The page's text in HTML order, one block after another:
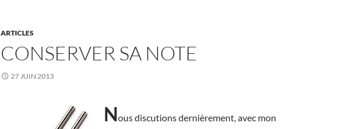
ARTICLES
CONSERVER SA NOTE
27 JUIN 2013
Nous discutions dernièrement, avec mon